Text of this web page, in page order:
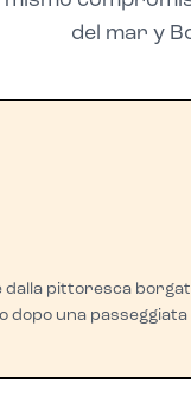
del mar y
dalla pittoresca
dopo una